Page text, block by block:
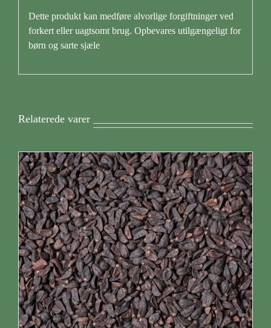
Dette produkt kan medføre alvorlige forgiftninger ved
forkert eller uagtsomt brug. Opbevares utilgængeligt for
børn og sarte sjæle
Relaterede varer